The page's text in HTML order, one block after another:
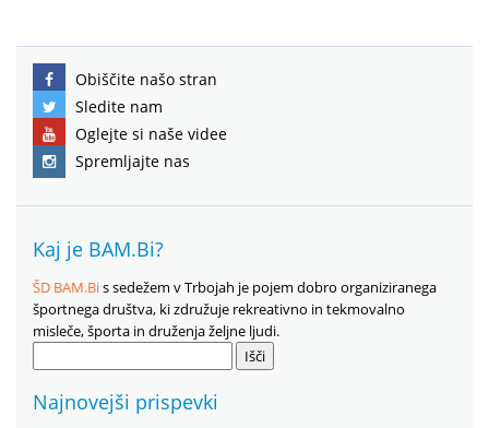
Obiščite našo stran
Sledite nam
Oglejte si naše videe
Spremljajte nas
Kaj je BAM.Bi?
ŠD BAM.Bis sedežem v Trbojah je pojem dobro organiziranega
športnega društva, ki združuje rekreativno in tekmovalno
misleče, športa in druženja željne ljudi.
Najnovejši prispevki